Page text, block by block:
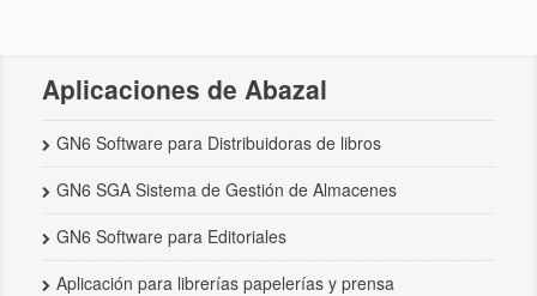
Aplicaciones de Abazal
GN6 Software para Distribuidoras de libros
GN6 SGA Sistema de Gestión de Almacenes
GN6 Software para Editoriales
Aplicación para librerías papelerías y prensa